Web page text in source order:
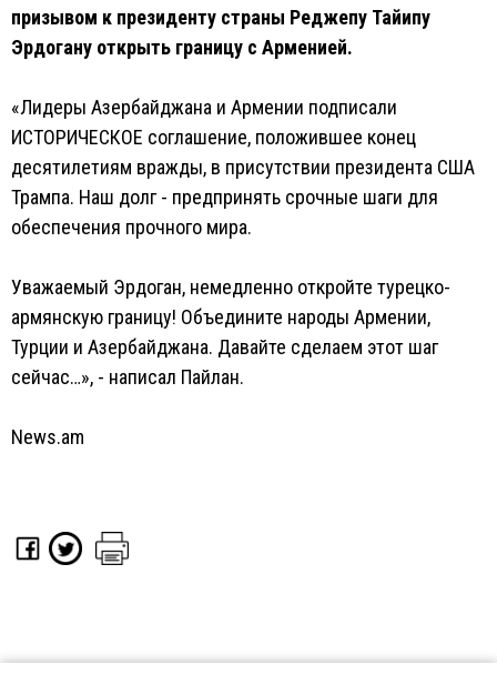
призывом к президенту страны Реджепу Тайипу
Эрдогану открыть границу с Арменией.
«Лидеры Азербайджана и Армении подписали
ИСТОРИЧЕСКОЕ соглашение, положившее конец
десятилетиям вражды, в присутствии президента США
Трампа. Наш долг - предпринять срочные шаги для
обеспечения прочного мира.
Уважаемый Эрдоган, немедленно откройте турецко-
армянскую границу! Объедините народы Армении,
Турции и Азербайджана. Давайте сделаем этот шаг
сейчас…», - написал Пайлан.
News.am